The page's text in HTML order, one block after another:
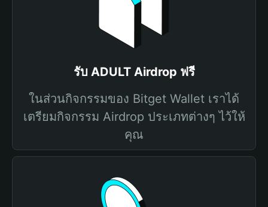
รับ ADULT Airdrop ฟรี
ในส่วนกิจกรรมของ Bitget Wallet เราได้
เตรียมกิจกรรม Airdrop ประเภทต่างๆ ไว้ให้
คุณ